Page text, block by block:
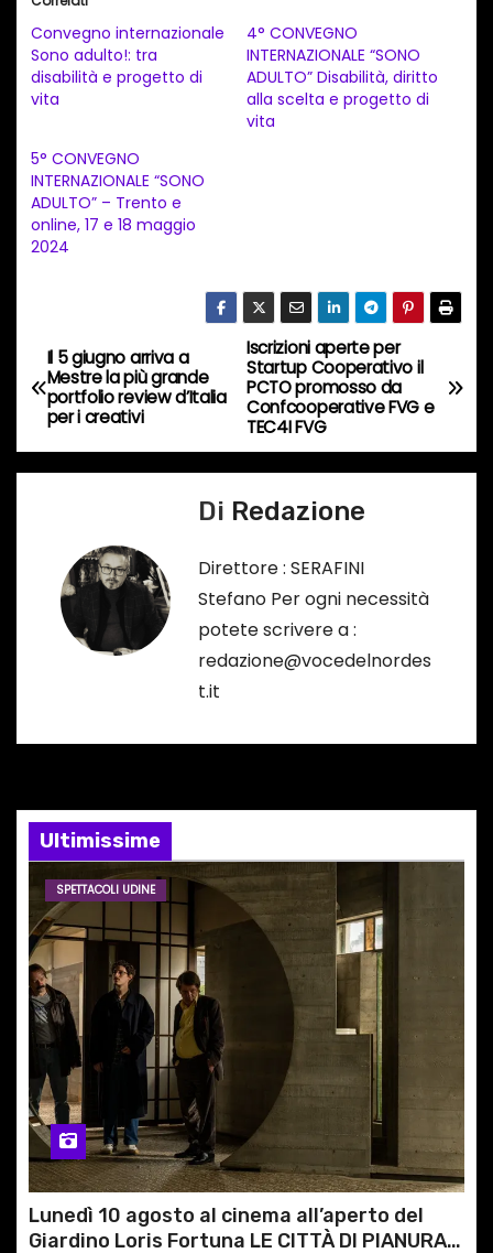
a
m
e
t
o
i
r
s
o
…
Convegno internazionale
Sono adulto!: tra
disabilità e progetto di
vita
4° CONVEGNO
INTERNAZIONALE “SONO
ADULTO” Disabilità, diritto
alla scelta e progetto di
vita
5° CONVEGNO
INTERNAZIONALE “SONO
ADULTO” – Trento e
online, 17 e 18 maggio
2024
N
a
v
e
a
r
t
i
c
o
l
i
Iscrizioni aperte per
Startup Cooperativo il
PCTO promosso da
Confcooperative FVG e
TEC4I FVG
Il 5 giugno arriva a
Mestre la più grande
portfolio review d’Italia
per i creativi
Di Redazione
Direttore : SERAFINI
Stefano Per ogni necessità
potete scrivere a :
redazione@vocedelnordes
t.it
Ultimissime
SPETTACOLI UDINE
Lunedì 10 agosto al cinema all’aperto del
Giardino Loris Fortuna LE CITTÀ DI PIANURA,